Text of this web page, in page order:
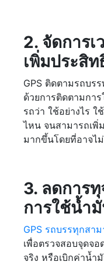
2. จัดการเ
เพิ่มประสิ
GPS ติดตามรถบร
ด้วยการติดตามกา
รถว่า ใช้อย่างไร
ไหน จนสามารถเพิ่
มากขึ้นโดยที่อาจไ
3. ลดการ
การใช้น้ำ
GPS รถบรรทุกสา
เพื่อตรวจสอบจุดจ
จริง หรือเบิกค่าน้ำ